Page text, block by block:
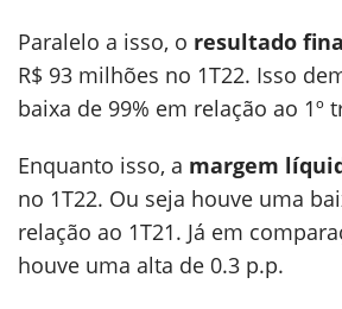
Paralelo a isso, o resultado
R$ 93 milhões no 1T22. Isso
baixa de 99% em relação ao 1º
Enquanto isso, a margem
no 1T22. Ou seja houve uma
relação ao 1T21. Já em
houve uma alta de 0.3 p.p.